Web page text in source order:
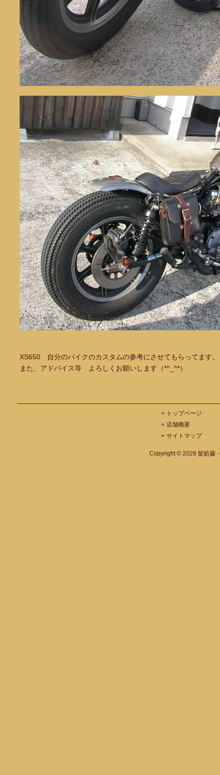
XS650 自分のバイクのカスタムの参考にさせてもらってます
また、アドバイス等 よろしくお願いします（*^_^*）
トップページ
店舗概要
サイトマップ
Copyright © 2026 髪処藤